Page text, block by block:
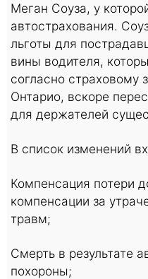
Меган Соуза, у
автострахования.
льготы для
вины водителя,
согласно страховому
Онтарио, вскоре
для держателей
В список изменений
Компенсация потери
компенсации за
травм;
Смерть в результате
похороны;